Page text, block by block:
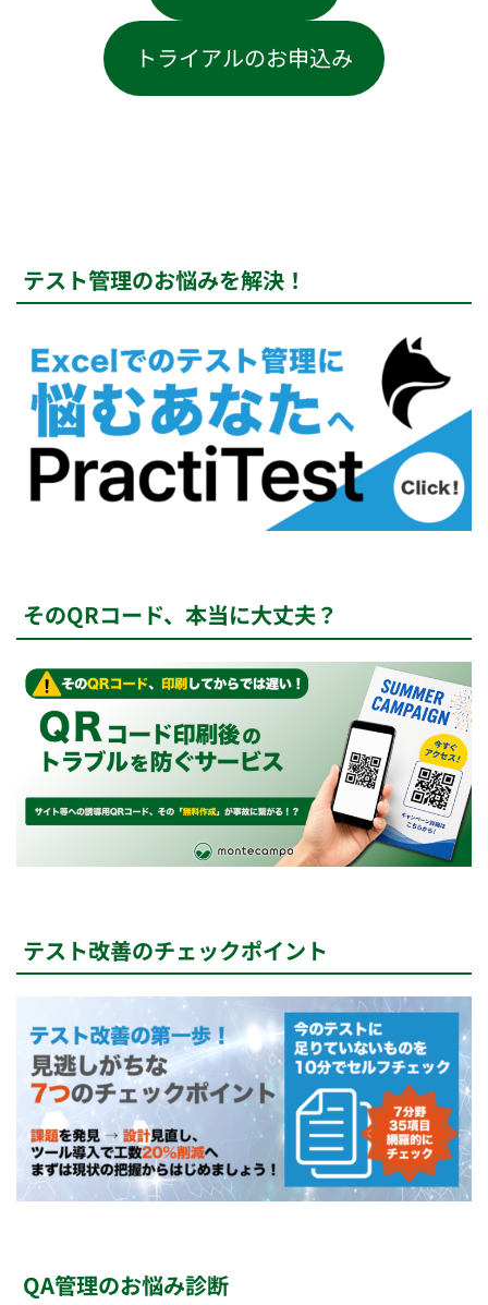
トライアルのお申込み
テスト管理のお悩みを解決！
そのQRコード、本当に大丈夫？
テスト改善のチェックポイント
QA管理のお悩み診断